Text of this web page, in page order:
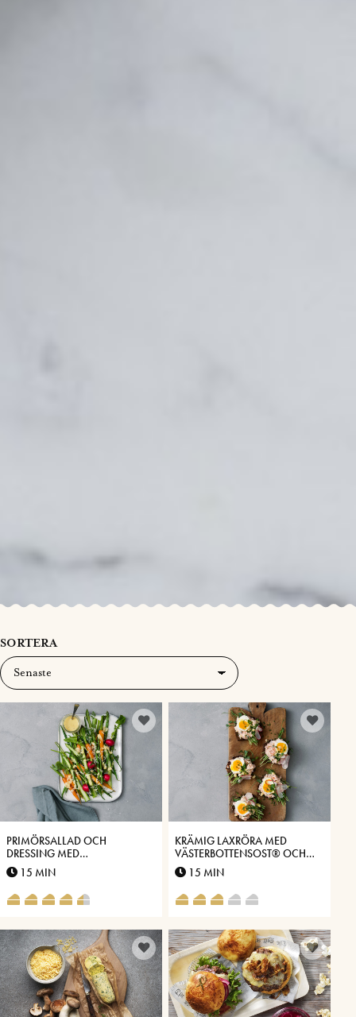
SORTERA
PRIMÖRSALLAD OCH
DRESSING MED
VÄSTERBOTTENSOST®
15 MIN
KRÄMIG LAXRÖRA MED
VÄSTERBOTTENSOST® OCH
KAPRIS15 MIN